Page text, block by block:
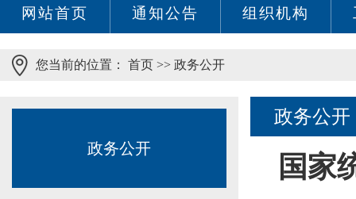
网站首页 通知公告 组织机构
您当前的位置： 首页 >> 政务公开
政务公开
政务公开
国家